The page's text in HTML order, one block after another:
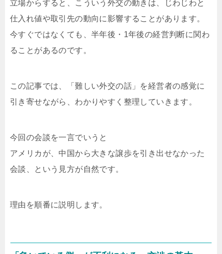
立場からすると、こういう外交の動きは、じわじわと
仕入れ値や取引先の動向に影響することがあります。
今すぐではなくても、半年後・1年後の経営判断に関わ
ることがあるのです。
この記事では、「難しい外交の話」を経営者の感覚に
引き寄せながら、わかりやすく整理していきます。
今回の会談を一言でいうと
アメリカが、中国から大きな譲歩を引き出せなかった
会談、という見方が自然です。
理由を順番に説明します。